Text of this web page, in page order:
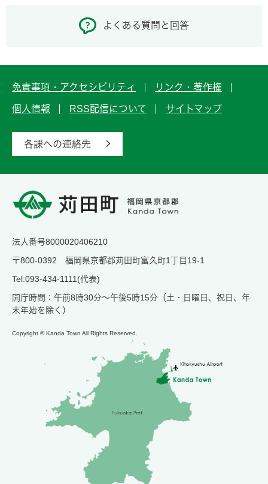
よくある質問と回答
免責事項・アクセシビリティ リンク・著作権
個人情報 RSS配信について サイトマップ
各課への連絡先
法人番号8000020406210
〒800-0392 福岡県京都郡苅田町富久町1丁目19-1
Tel:093-434-1111(代表)
開庁時間：午前8時30分～午後5時15分（土・日曜日、祝日、年
末年始を除く）
Copyright © Kanda Town All Rights Reserved.